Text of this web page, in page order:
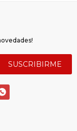
SUSCRIBIRME